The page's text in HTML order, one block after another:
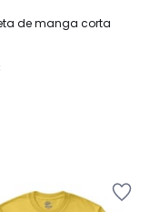
de manga corta